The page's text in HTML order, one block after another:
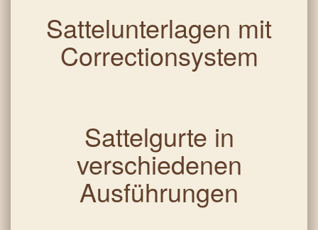
Sattelunterlagen mit
Correctionsystem
Sattelgurte in
verschiedenen
Ausführungen